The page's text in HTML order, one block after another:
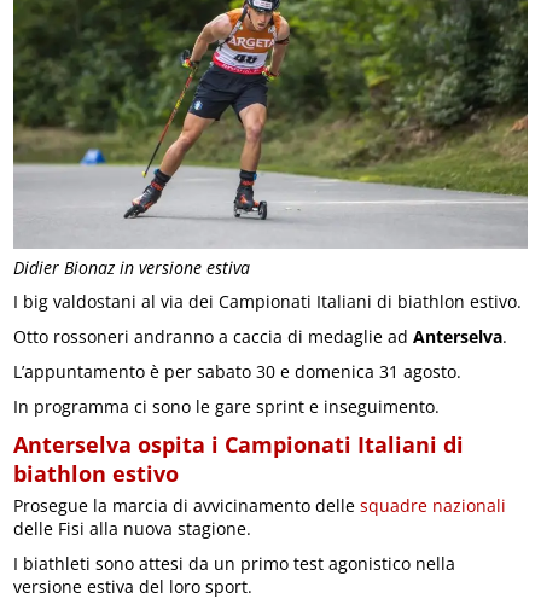
Didier Bionaz in versione estiva
I big valdostani al via dei Campionati Italiani di biathlon estivo.
Otto rossoneri andranno a caccia di medaglie adAnterselva.
L’appuntamento è per sabato 30 e domenica 31 agosto.
In programma ci sono le gare sprint e inseguimento.
Anterselva ospita i Campionati Italiani di
biathlon estivo
Prosegue la marcia di avvicinamento dellesquadre nazionali
delle Fisi alla nuova stagione.
I biathleti sono attesi da un primo test agonistico nella
versione estiva del loro sport.